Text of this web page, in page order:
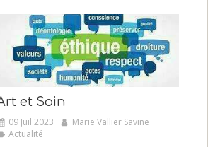
et Soin
09 Juil 2023
Marie Vallier Savine
Actualité